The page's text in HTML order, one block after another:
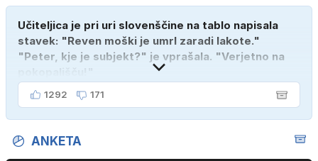
Učiteljica je pri uri slovenščine na tablo napisala
stavek: "Reven moški je umrl zaradi lakote."
"Peter, kje je subjekt?" je vprašala. "Verjetno na
1292 171
ANKETA